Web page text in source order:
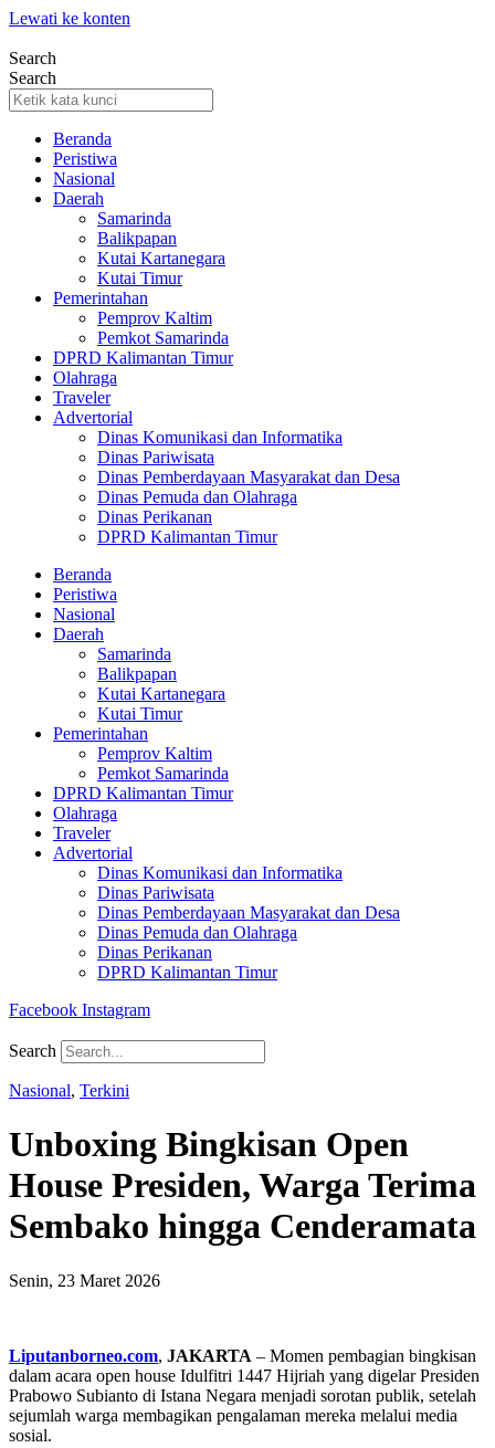
Lewati ke konten
Search
Search
Beranda
Peristiwa
Nasional
Daerah
Samarinda
Balikpapan
Kutai Kartanegara
Kutai Timur
Pemerintahan
Pemprov Kaltim
Pemkot Samarinda
DPRD Kalimantan Timur
Olahraga
Traveler
Advertorial
Dinas Komunikasi dan Informatika
Dinas Pariwisata
Dinas Pemberdayaan Masyarakat dan Desa
Dinas Pemuda dan Olahraga
Dinas Perikanan
DPRD Kalimantan Timur
Beranda
Peristiwa
Nasional
Daerah
Samarinda
Balikpapan
Kutai Kartanegara
Kutai Timur
Pemerintahan
Pemprov Kaltim
Pemkot Samarinda
DPRD Kalimantan Timur
Olahraga
Traveler
Advertorial
Dinas Komunikasi dan Informatika
Dinas Pariwisata
Dinas Pemberdayaan Masyarakat dan Desa
Dinas Pemuda dan Olahraga
Dinas Perikanan
DPRD Kalimantan Timur
Facebook Instagram
Search
Nasional, Terkini
Unboxing Bingkisan Open
House Presiden, Warga Terima
Sembako hingga Cenderamata
Senin, 23 Maret 2026
Liputanborneo.com, JAKARTA – Momen pembagian bingkisan
dalam acara open house Idulfitri 1447 Hijriah yang digelar Presiden
Prabowo Subianto di Istana Negara menjadi sorotan publik, setelah
sejumlah warga membagikan pengalaman mereka melalui media
sosial.